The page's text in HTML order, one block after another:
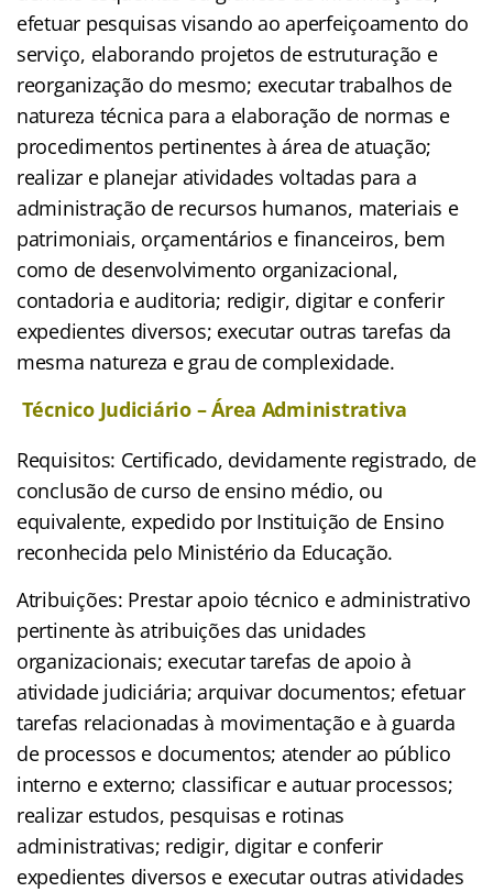
efetuar pesquisas visando ao aperfeiçoamento do
serviço, elaborando projetos de estruturação e
reorganização do mesmo; executar trabalhos de
natureza técnica para a elaboração de normas e
procedimentos pertinentes à área de atuação;
realizar e planejar atividades voltadas para a
administração de recursos humanos, materiais e
patrimoniais, orçamentários e financeiros, bem
como de desenvolvimento organizacional,
contadoria e auditoria; redigir, digitar e conferir
expedientes diversos; executar outras tarefas da
mesma natureza e grau de complexidade.
Técnico Judiciário – Área Administrativa
Requisitos: Certificado, devidamente registrado, de
conclusão de curso de ensino médio, ou
equivalente, expedido por Instituição de Ensino
reconhecida pelo Ministério da Educação.
Atribuições: Prestar apoio técnico e administrativo
pertinente às atribuições das unidades
organizacionais; executar tarefas de apoio à
atividade judiciária; arquivar documentos; efetuar
tarefas relacionadas à movimentação e à guarda
de processos e documentos; atender ao público
interno e externo; classificar e autuar processos;
realizar estudos, pesquisas e rotinas
administrativas; redigir, digitar e conferir
expedientes diversos e executar outras atividades